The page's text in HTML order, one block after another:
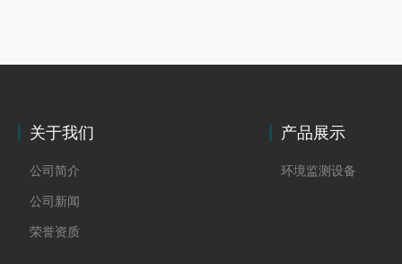
关于我们
公司简介
公司新闻
荣誉资质
产品展示
环境监测设备